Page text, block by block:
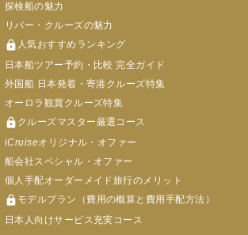
探検船の魅力
リバー・クルーズの魅力
lock 人気おすすめランキング
日本船ツアー予約・比較 完全ガイド
外国船 日本発着・寄港クルーズ特集
オーロラ観賞クルーズ特集
lock クルーズマスター厳選コース
iCruiseオリジナル・オファー
船会社スペシャル・オファー
個人手配オーダーメイド旅行のメリット
lock モデルプラン（費用の概算と費用手配方法）
日本人向けサービス充実コース